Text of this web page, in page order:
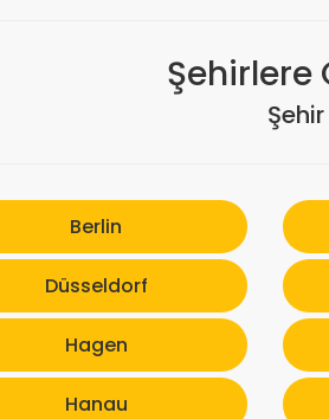
Şehirlere
Berlin
Düsseldorf
Hagen
Hanau